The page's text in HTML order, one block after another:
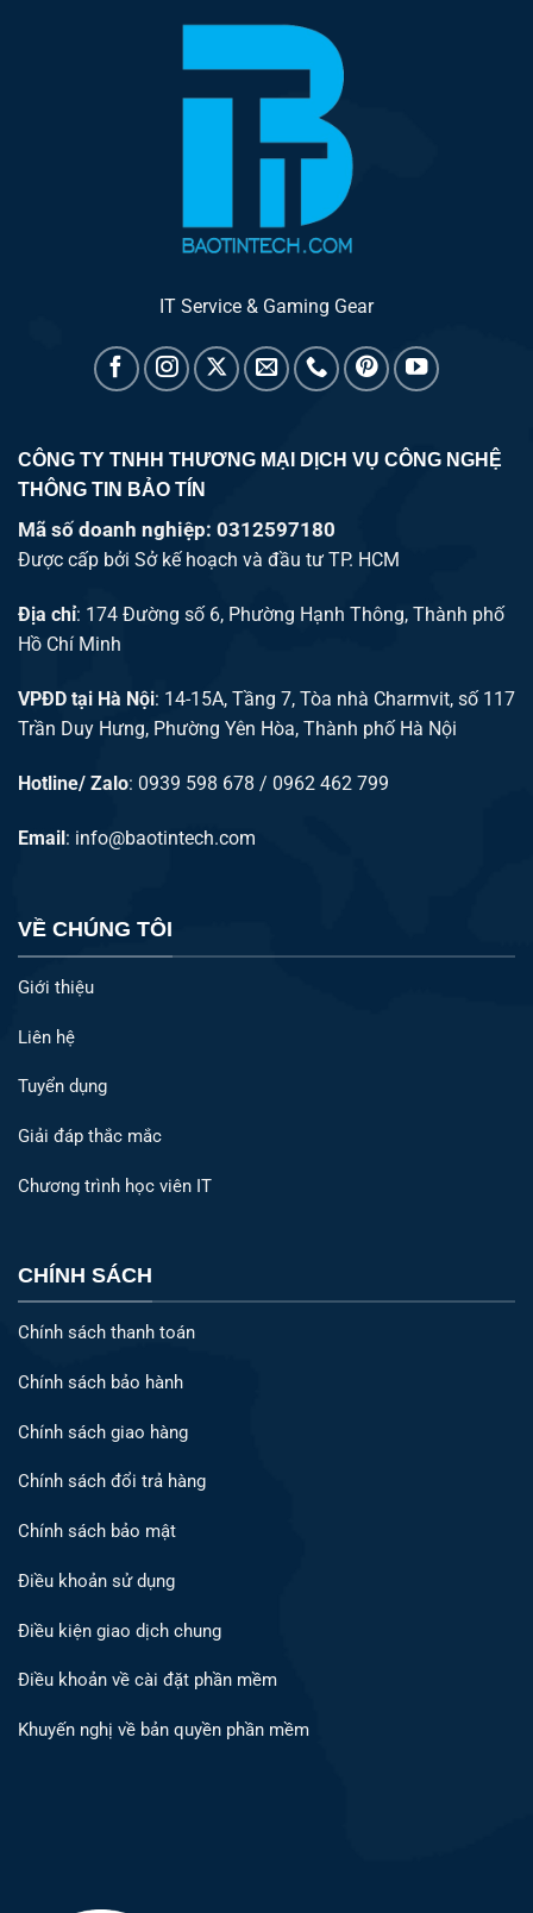
IT Service & Gaming Gear
CÔNG TY TNHH THƯƠNG MẠI DỊCH VỤ CÔNG NGHỆ
THÔNG TIN BẢO TÍN
Mã số doanh nghiệp: 0312597180
Được cấp bởi Sở kế hoạch và đầu tư TP. HCM
Địa chỉ: 174 Đường số 6, Phường Hạnh Thông, Thành phố
Hồ Chí Minh
VPĐD tại Hà Nội: 14-15A, Tầng 7, Tòa nhà Charmvit, số 117
Trần Duy Hưng, Phường Yên Hòa, Thành phố Hà Nội
Hotline/ Zalo: 0939 598 678 / 0962 462 799
Email: info@baotintech.com
VỀ CHÚNG TÔI
Giới thiệu
Liên hệ
Tuyển dụng
Giải đáp thắc mắc
Chương trình học viên IT
CHÍNH SÁCH
Chính sách thanh toán
Chính sách bảo hành
Chính sách giao hàng
Chính sách đổi trả hàng
Chính sách bảo mật
Điều khoản sử dụng
Điều kiện giao dịch chung
Điều khoản về cài đặt phần mềm
Khuyến nghị về bản quyền phần mềm